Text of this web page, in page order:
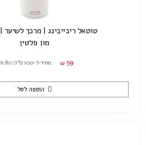
טוטאל ריבייבינג | מרכך לשיער | 500 מ"ל
מון פלטין
₪ 59 מחיר ל-100 מ"ל: ₪11.80
הוספה לסל